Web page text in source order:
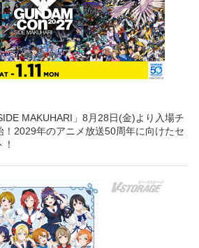
MAKUHARI」8月28日(金)より入場チ
！2029年のアニメ放送50周年に向けたセ